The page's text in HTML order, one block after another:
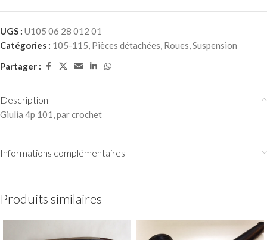
UGS : U105 06 28 012 01
Catégories : 105-115, Pièces détachées, Roues,Suspension
Partager :
Description
Giulia 4p 101, par crochet
Informations complémentaires
Produits similaires